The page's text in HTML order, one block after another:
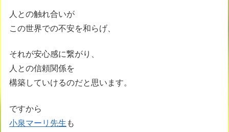
人との触れ合いが
この世界での不安を和らげ、
それが安心感に繋がり、
人との信頼関係を
構築していけるのだと思います。
ですから
小泉マーリ先生 も